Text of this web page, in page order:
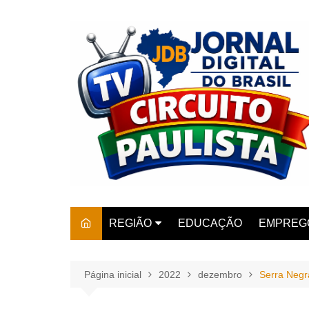
REGIÃO
AMPARO
EDUCAÇÃO
Página inicial 2022 dezembro Serra